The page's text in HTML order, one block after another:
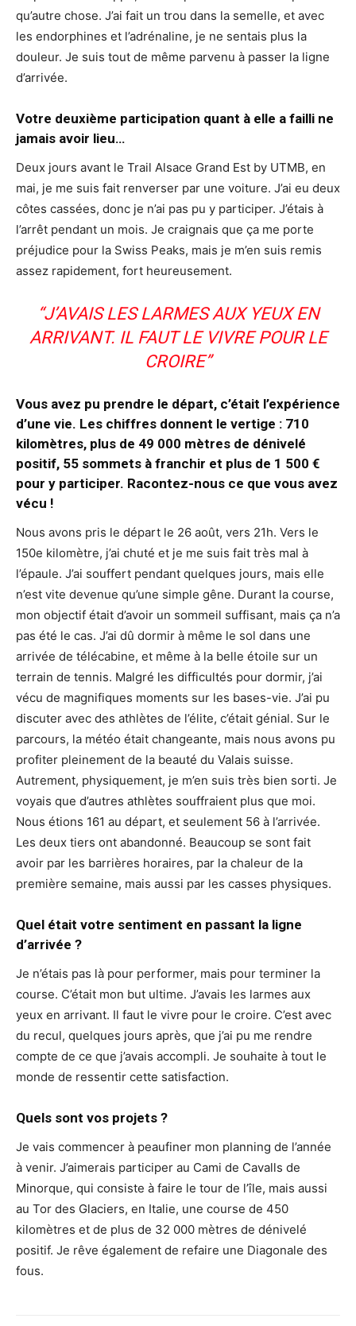
qu’autre chose. J’ai fait un trou dans la semelle, et avec
les endorphines et l’adrénaline, je ne sentais plus la
douleur. Je suis tout de même parvenu à passer la ligne
d’arrivée.
Votre deuxième participation quant à elle a failli ne
jamais avoir lieu…
Deux jours avant le Trail Alsace Grand Est by UTMB, en
mai, je me suis fait renverser par une voiture. J’ai eu deux
côtes cassées, donc je n’ai pas pu y participer. J’étais à
l’arrêt pendant un mois. Je craignais que ça me porte
préjudice pour la Swiss Peaks, mais je m’en suis remis
assez rapidement, fort heureusement.
“J’AVAIS LES LARMES AUX YEUX EN
ARRIVANT. IL FAUT LE VIVRE POUR LE
CROIRE”
Vous avez pu prendre le départ, c’était l’expérience
d’une vie. Les chiffres donnent le vertige : 710
kilomètres, plus de 49 000 mètres de dénivelé
positif, 55 sommets à franchir et plus de 1 500 €
pour y participer. Racontez-nous ce que vous avez
vécu !
Nous avons pris le départ le 26 août, vers 21h. Vers le
150e kilomètre, j’ai chuté et je me suis fait très mal à
l’épaule. J’ai souffert pendant quelques jours, mais elle
n’est vite devenue qu’une simple gêne. Durant la course,
mon objectif était d’avoir un sommeil suffisant, mais ça n’a
pas été le cas. J’ai dû dormir à même le sol dans une
arrivée de télécabine, et même à la belle étoile sur un
terrain de tennis. Malgré les difficultés pour dormir, j’ai
vécu de magnifiques moments sur les bases-vie. J’ai pu
discuter avec des athlètes de l’élite, c’était génial. Sur le
parcours, la météo était changeante, mais nous avons pu
profiter pleinement de la beauté du Valais suisse.
Autrement, physiquement, je m’en suis très bien sorti. Je
voyais que d’autres athlètes souffraient plus que moi.
Nous étions 161 au départ, et seulement 56 à l’arrivée.
Les deux tiers ont abandonné. Beaucoup se sont fait
avoir par les barrières horaires, par la chaleur de la
première semaine, mais aussi par les casses physiques.
Quel était votre sentiment en passant la ligne
d’arrivée ?
Je n’étais pas là pour performer, mais pour terminer la
course. C’était mon but ultime. J’avais les larmes aux
yeux en arrivant. Il faut le vivre pour le croire. C’est avec
du recul, quelques jours après, que j’ai pu me rendre
compte de ce que j’avais accompli. Je souhaite à tout le
monde de ressentir cette satisfaction.
Quels sont vos projets ?
Je vais commencer à peaufiner mon planning de l’année
à venir. J’aimerais participer au Cami de Cavalls de
Minorque, qui consiste à faire le tour de l’île, mais aussi
au Tor des Glaciers, en Italie, une course de 450
kilomètres et de plus de 32 000 mètres de dénivelé
positif. Je rêve également de refaire une Diagonale des
fous.